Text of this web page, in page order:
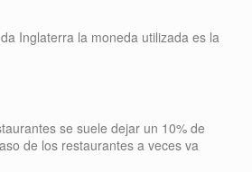
Inglaterra la moneda utilizada es la
se suele dejar un 10% de
de los restaurantes a veces va